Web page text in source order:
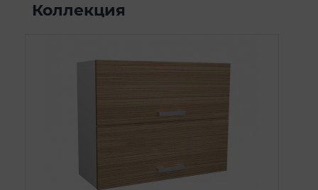
Коллекция